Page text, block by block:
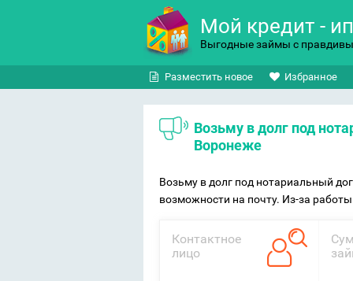
Мой кредит -
Выгодные займы с
Разместить новое Избранное
Возьму в долг под нотариальный договор займа в
Воронеже
Возьму в долг под нотариальный
возможности на почту. Из-за работы
Контактное
лицо